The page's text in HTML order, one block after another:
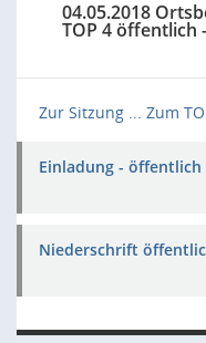
04.05.2018
TOP 4 öffentlich
Zur Sitzung ... Zum
Einladung - öffentlich
Niederschrift